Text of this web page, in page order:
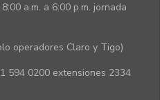
a.m. a 6:00 p.m. jornada
operadores Claro y Tigo)
594 0200 extensiones 2334